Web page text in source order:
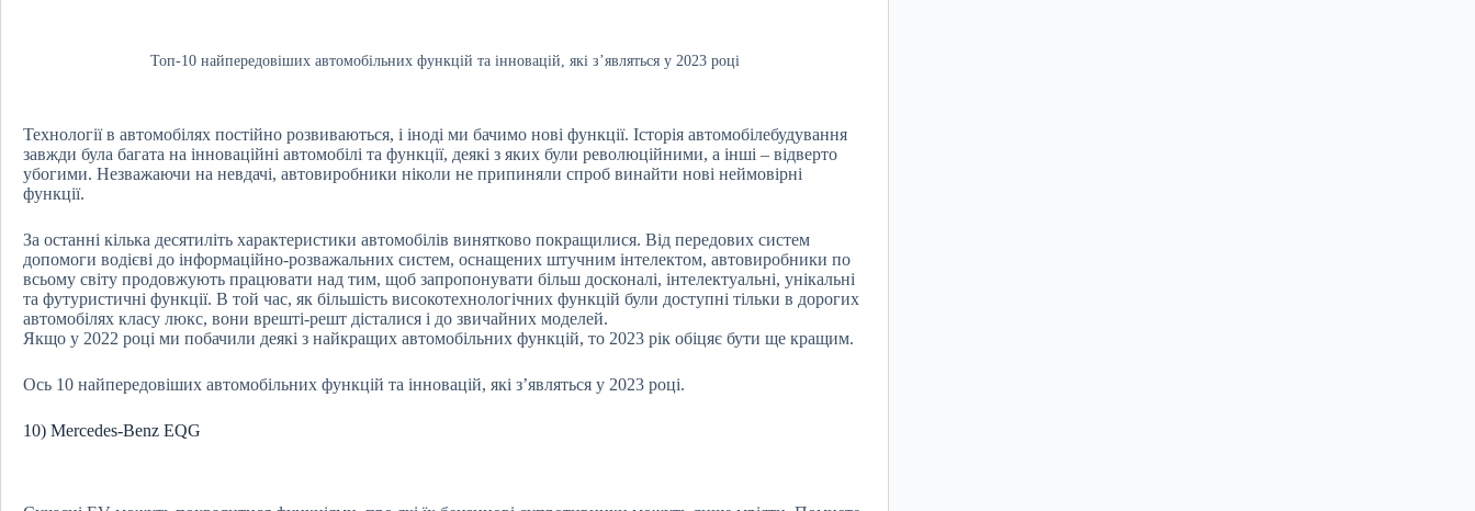
Топ-10 найпередовіших автомобільних функцій та інновацій, які з’являться у 2023 році
Технології в автомобілях постійно розвиваються, і іноді ми бачимо нові функції. Історія автомобілебудування
завжди була багата на інноваційні автомобілі та функції, деякі з яких були революційними, а інші – відверто
убогими. Незважаючи на невдачі, автовиробники ніколи не припиняли спроб винайти нові неймовірні
функції.
За останні кілька десятиліть характеристики автомобілів винятково покращилися. Від передових систем
допомоги водієві до інформаційно-розважальних систем, оснащених штучним інтелектом, автовиробники по
всьому світу продовжують працювати над тим, щоб запропонувати більш досконалі, інтелектуальні, унікальні
та футуристичні функції. В той час, як більшість високотехнологічних функцій були доступні тільки в дорогих
автомобілях класу люкс, вони врешті-решт дісталися і до звичайних моделей.
Якщо у 2022 році ми побачили деякі з найкращих автомобільних функцій, то 2023 рік обіцяє бути ще кращим.
Ось 10 найпередовіших автомобільних функцій та інновацій, які з’являться у 2023 році.
10) Mercedes-Benz EQG